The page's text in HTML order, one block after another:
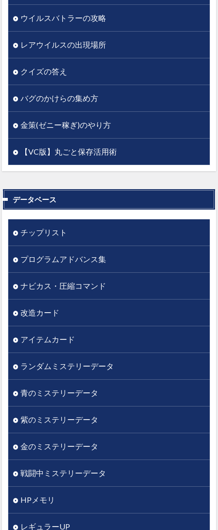
ウイルスバトラーの攻略
レアウイルスの出現場所
クイズの答え
バグのかけらの集め方
金策(ゼニー稼ぎ)のやり方
【VC版】丸ごと保存活用術
データベース
チップリスト
プログラムアドバンス集
ナビカス・圧縮コマンド
改造カード
アイテムカード
ランダムミステリーデータ
青のミステリーデータ
紫のミステリーデータ
金のミステリーデータ
戦闘中ミステリーデータ
HPメモリ
レギュラーUP